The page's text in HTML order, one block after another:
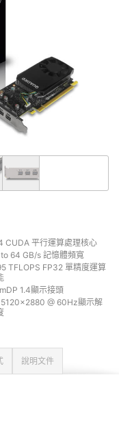
CUDA 平行運算處理核心
64 GB/s 記憶體頻寬
TFLOPS FP32 單精度運算
1.4顯示接頭
@ 60Hz顯示解
說明文件